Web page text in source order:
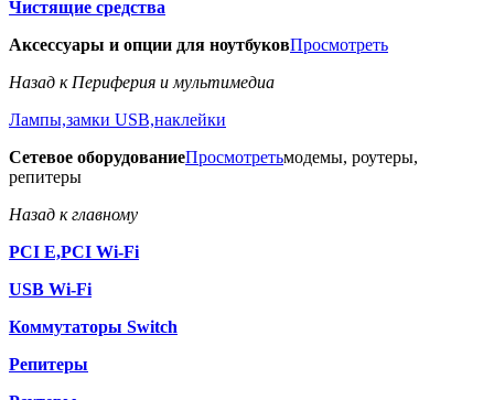
Чистящие средства
Аксессуары и опции для ноутбуковПросмотреть
Назад к Периферия и мультимедиа
Лампы,замки USB,наклейки
Сетевое оборудованиеПросмотретьмодемы, роутеры,
репитеры
Назад к главному
PCI E,PCI Wi-Fi
USB Wi-Fi
Коммутаторы Switch
Репитеры